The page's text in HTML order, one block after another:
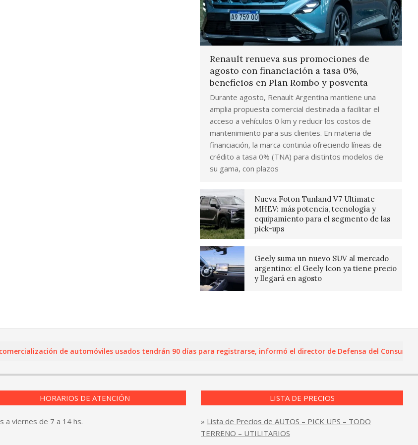
Renault renueva sus promociones de
agosto con financiación a tasa 0%,
beneficios en Plan Rombo y posventa
Durante agosto, Renault Argentina mantiene una
amplia propuesta comercial destinada a facilitar el
acceso a vehículos 0 km y reducir los costos de
mantenimiento para sus clientes. En materia de
financiación, la marca continúa ofreciendo líneas de
crédito a tasa 0% (TNA) para distintos modelos de
su gama, con plazos
Nueva Foton Tunland V7 Ultimate
MHEV: más potencia, tecnología y
equipamiento para el segmento de las
pick-ups
Geely suma un nuevo SUV al mercado
argentino: el Geely Icon ya tiene precio
y llegará en agosto
de automóviles usados tendrán 90 días para registrarse, informó el director de Defensa del Consumidor y
HORARIOS DE ATENCIÓN
a viernes de 7 a 14 hs.
LISTA DE PRECIOS
» Lista de Precios de AUTOS – PICK UPS – TODO
TERRENO – UTILITARIOS